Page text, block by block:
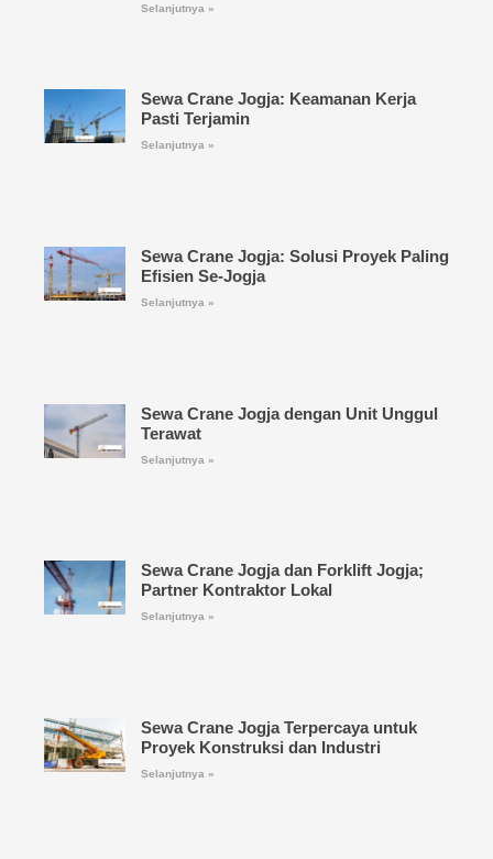
Selanjutnya »
Sewa Crane Jogja: Keamanan Kerja
Pasti Terjamin
Selanjutnya »
Sewa Crane Jogja: Solusi Proyek Paling
Efisien Se-Jogja
Selanjutnya »
Sewa Crane Jogja dengan Unit Unggul
Terawat
Selanjutnya »
Sewa Crane Jogja dan Forklift Jogja;
Partner Kontraktor Lokal
Selanjutnya »
Sewa Crane Jogja Terpercaya untuk
Proyek Konstruksi dan Industri
Selanjutnya »